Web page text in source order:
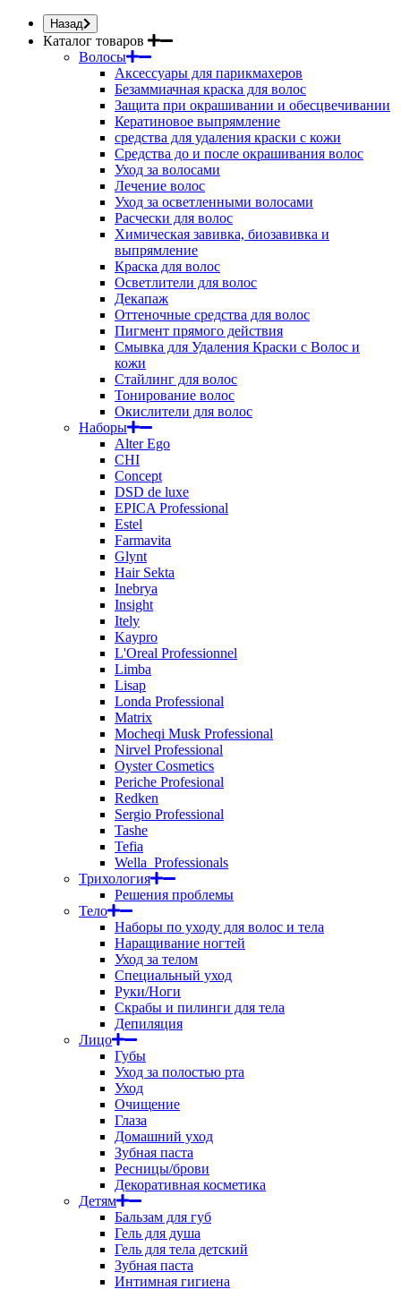
Назад
Каталог товаров
Волосы
Аксессуары для парикмахеров
Безаммиачная краска для волос
Защита при окрашивании и обесцвечивании
Кератиновое выпрямление
средства для удаления краски с кожи
Средства до и после окрашивания волос
Уход за волосами
Лечение волос
Уход за осветленными волосами
Расчески для волос
Химическая завивка, биозавивка и
выпрямление
Краска для волос
Осветлители для волос
Декапаж
Оттеночные средства для волос
Пигмент прямого действия
Смывка для Удаления Краски с Волос и
кожи
Стайлинг для волос
Тонирование волос
Окислители для волос
Наборы
Alter Ego
CHI
Concept
DSD de luxe
EPICA Professional
Estel
Farmavita
Glynt
Hair Sekta
Inebrya
Insight
Itely
Kaypro
L'Oreal Professionnel
Limba
Lisap
Londa Professional
Matrix
Mocheqi Musk Professional
Nirvel Professional
Oyster Cosmetics
Periche Profesional
Redken
Sergio Professional
Tashe
Tefia
Wella_Professionals
Трихология
Решения проблемы
Тело
Наборы по уходу для волос и тела
Наращивание ногтей
Уход за телом
Специальный уход
Руки/Ноги
Скрабы и пилинги для тела
Депиляция
Лицо
Губы
Уход за полостью рта
Уход
Очищение
Глаза
Домашний уход
Зубная паста
Ресницы/брови
Декоративная косметика
Детям
Бальзам для губ
Гель для душа
Гель для тела детский
Зубная паста
Интимная гигиена